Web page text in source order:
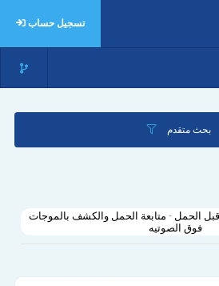
تسجيل حساب
بحث متقدم
الحمل - متابعة الحمل والكشف بالموجات
فوق الصوتيه